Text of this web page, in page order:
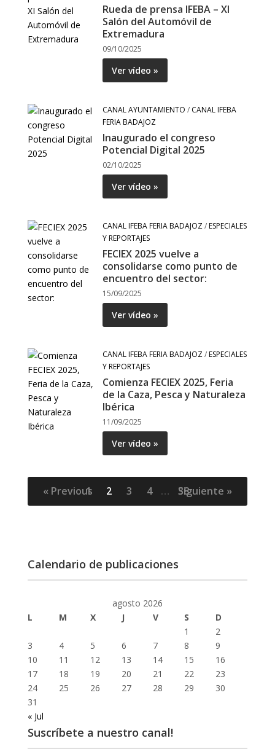
Rueda de prensa IFEBA – XI
Salón del Automóvil de
Extremadura
09/10/2025
Ver vídeo »
CANAL AYUNTAMIENTO / CANAL IFEBA
FERIA BADAJOZ
Inaugurado el congreso
Potencial Digital 2025
02/10/2025
Ver vídeo »
CANAL IFEBA FERIA BADAJOZ/ESPECIALES
Y REPORTAJES
FECIEX 2025 vuelve a
consolidarse como punto de
encuentro del sector:
15/09/2025
Ver vídeo »
CANAL IFEBA FERIA BADAJOZ/ESPECIALES
Y REPORTAJES
Comienza FECIEX 2025, Feria
de la Caza, Pesca y Naturaleza
Ibérica
11/09/2025
Ver vídeo »
« Previous
1 2 3 4 … 38
Siguiente »
Calendario de publicaciones
agosto 2026
L
M X J V S
D
1
2
3
4 5 6 7 8
9
10
11 12 13 14 15
16
17
18 19 20 21 22
23
24
25 26 27 28 29
30
31
« Jul
Suscríbete a nuestro canal!